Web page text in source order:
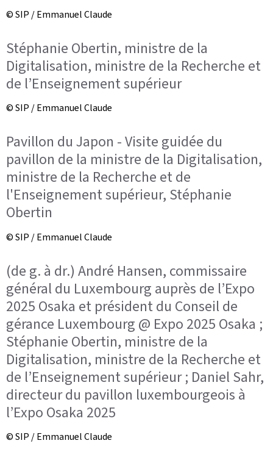
© SIP / Emmanuel Claude
Stéphanie Obertin, ministre de la
Digitalisation, ministre de la Recherche et
de l’Enseignement supérieur
© SIP / Emmanuel Claude
Pavillon du Japon - Visite guidée du
pavillon de la ministre de la Digitalisation,
ministre de la Recherche et de
l'Enseignement supérieur, Stéphanie
Obertin
© SIP / Emmanuel Claude
(de g. à dr.) André Hansen, commissaire
général du Luxembourg auprès de l’Expo
2025 Osaka et président du Conseil de
gérance Luxembourg @ Expo 2025 Osaka ;
Stéphanie Obertin, ministre de la
Digitalisation, ministre de la Recherche et
de l’Enseignement supérieur ; Daniel Sahr,
directeur du pavillon luxembourgeois à
l’Expo Osaka 2025
© SIP / Emmanuel Claude